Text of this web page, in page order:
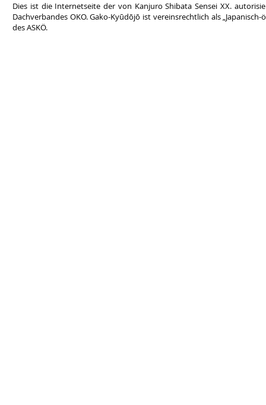
Dies ist die Internetseite der von Kanjuro Shibata Sensei XX.
Dachverbandes OKO. Gako-Kyūdōjō ist vereinsrechtlich als
des ASKÖ.